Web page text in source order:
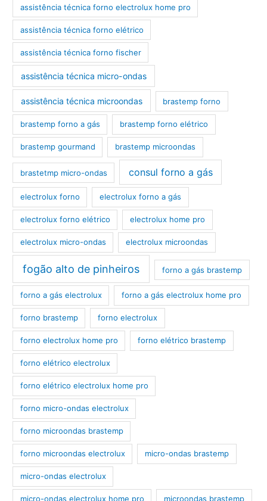
assistência técnica forno electrolux home pro
assistência técnica forno elétrico
assistência técnica forno fischer
assistência técnica micro-ondas
assistência técnica microondas brastemp forno
brastemp forno a gás brastemp forno elétrico
brastemp gourmand brastemp microondas
brastetmp micro-ondas consul forno a gás
electrolux forno electrolux forno a gás
electrolux forno elétrico electrolux home pro
electrolux micro-ondas electrolux microondas
fogão alto de pinheiros forno a gás brastemp
forno a gás electrolux forno a gás electrolux home pro
forno brastemp forno electrolux
forno electrolux home pro forno elétrico brastemp
forno elétrico electrolux
forno elétrico electrolux home pro
forno micro-ondas electrolux
forno microondas brastemp
forno microondas electrolux micro-ondas brastemp
micro-ondas electrolux
micro-ondas electrolux home pro microondas brastemp